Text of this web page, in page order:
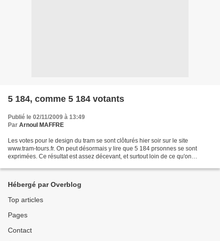
5 184, comme 5 184 votants
Publié le 02/11/2009 à 13:49
Par Arnoul MAFFRE
Les votes pour le design du tram se sont clôturés hier soir sur le site
www.tram-tours.fr. On peut désormais y lire que 5 184 prsonnes se sont
exprimées. Ce résultat est assez décevant, et surtout loin de ce qu'on
Hébergé par Overblog
Top articles
Pages
Contact